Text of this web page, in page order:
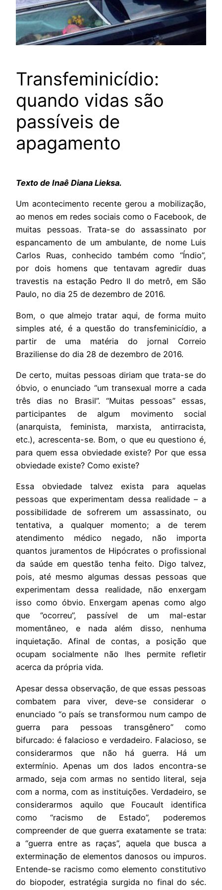
Transfeminicídio:
quando vidas são
passíveis de
apagamento
Texto de Inaê Diana Lieksa.
Um acontecimento recente gerou a mobilização,
ao menos em redes sociais como o Facebook, de
muitas pessoas. Trata-se do assassinato por
espancamento de um ambulante, de nome Luis
Carlos Ruas, conhecido também como “Índio”,
por dois homens que tentavam agredir duas
travestis na estação Pedro II do metrô, em São
Paulo, no dia 25 de dezembro de 2016.
Bom, o que almejo tratar aqui, de forma muito
simples até, é a questão do transfeminicídio, a
partir de uma matéria do jornal Correio
Braziliense do dia 28 de dezembro de 2016.
De certo, muitas pessoas diriam que trata-se do
óbvio, o enunciado “um transexual morre a cada
três dias no Brasil”. “Muitas pessoas” essas,
participantes de algum movimento social
(anarquista, feminista, marxista, antirracista,
etc.), acrescenta-se. Bom, o que eu questiono é,
para quem essa obviedade existe? Por que essa
obviedade existe? Como existe?
Essa obviedade talvez exista para aquelas
pessoas que experimentam dessa realidade – a
possibilidade de sofrerem um assassinato, ou
tentativa, a qualquer momento; a de terem
atendimento médico negado, não importa
quantos juramentos de Hipócrates o profissional
da saúde em questão tenha feito. Digo talvez,
pois, até mesmo algumas dessas pessoas que
experimentam dessa realidade, não enxergam
isso como óbvio. Enxergam apenas como algo
que ‘’ocorreu’’, passível de um mal-estar
momentâneo, e nada além disso, nenhuma
inquietação. Afinal de contas, a posição que
ocupam socialmente não lhes permite refletir
acerca da própria vida.
Apesar dessa observação, de que essas pessoas
combatem para viver, deve-se considerar o
enunciado “o país se transformou num campo de
guerra para pessoas transgênero” como
bifurcado: é falacioso e verdadeiro. Falacioso, se
considerarmos que não há guerra. Há um
extermínio. Apenas um dos lados encontra-se
armado, seja com armas no sentido literal, seja
com a norma, com as instituições. Verdadeiro, se
considerarmos aquilo que Foucault identifica
como “racismo de Estado”, poderemos
compreender de que guerra exatamente se trata:
a “guerra entre as raças”, aquela que busca a
exterminação de elementos danosos ou impuros.
Entende-se racismo como elemento constitutivo
do biopoder, estratégia surgida no final do séc.